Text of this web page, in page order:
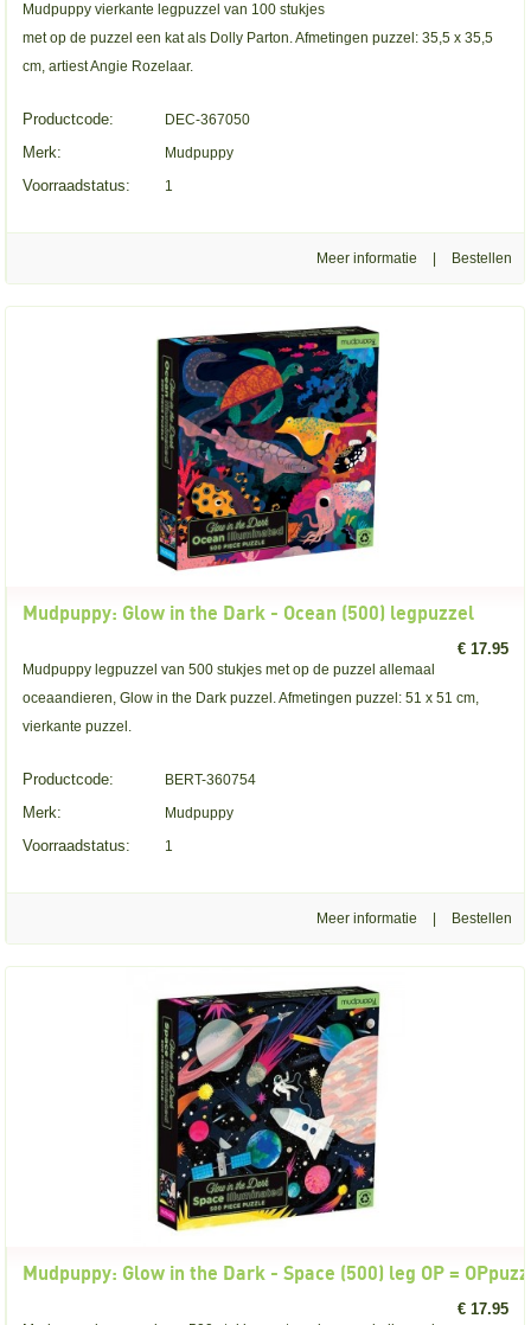
Mudpuppy vierkante legpuzzel van 100 stukjes
met op de puzzel een kat als Dolly Parton. Afmetingen puzzel: 35,5 x 35,5
cm, artiest Angie Rozelaar.
Productcode: DEC-367050
Merk: Mudpuppy
Voorraadstatus: 1
Meer informatie
Mudpuppy: Glow in the Dark - Ocean (500) legpuzzel
€ 17.95
Mudpuppy legpuzzel van 500 stukjes met op de puzzel allemaal
oceaandieren, Glow in the Dark puzzel. Afmetingen puzzel: 51 x 51 cm,
vierkante puzzel.
Productcode: BERT-360754
Merk: Mudpuppy
Voorraadstatus: 1
Meer informatie
Mudpuppy: Glow in the Dark - Space (500) leg OP =
€ 17.95